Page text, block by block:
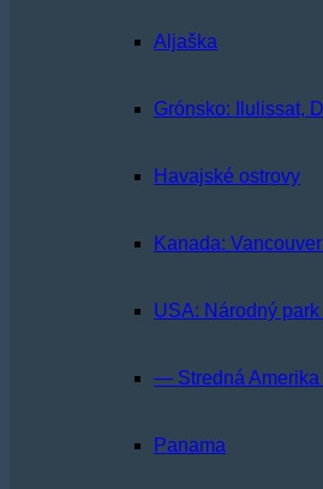
Aljaška
Grónsko: Ilulissat,
Havajské ostrovy
Kanada:
USA: Národný
— Stredná
Panama